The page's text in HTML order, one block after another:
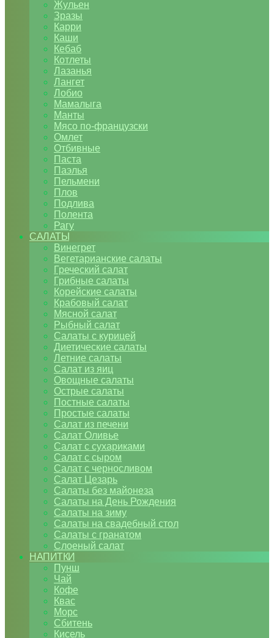
Жульен
Зразы
Карри
Каши
Кебаб
Котлеты
Лазанья
Лангет
Лобио
Мамалыга
Манты
Мясо по-французски
Омлет
Отбивные
Паста
Паэлья
Пельмени
Плов
Подлива
Полента
Рагу
САЛАТЫ
Винегрет
Вегетарианские салаты
Греческий салат
Грибные салаты
Корейские салаты
Крабовый салат
Мясной салат
Рыбный салат
Салаты с курицей
Диетические салаты
Летние салаты
Салат из яиц
Овощные салаты
Острые салаты
Постные салаты
Простые салаты
Салат из печени
Салат Оливье
Салат с сухариками
Салат с сыром
Салат с черносливом
Салат Цезарь
Салаты без майонеза
Салаты на День Рождения
Салаты на зиму
Салаты на свадебный стол
Салаты с гранатом
Слоеный салат
НАПИТКИ
Пунш
Чай
Кофе
Квас
Морс
Сбитень
Кисель